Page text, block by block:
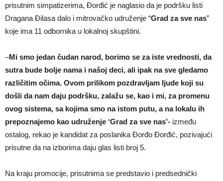
prisutnim simpatizerima, Đorđić je naglasio da je podršku listi
Dragana Đilasa dalo i mitrovačko udruženje “Grad za sve nas”
koje ima 11 odbornika u lokalnoj skupštini.
–Mi smo jedan čudan narod, borimo se za iste vrednosti, da
sutra bude bolje nama i našoj deci, ali ipak na sve gledamo
različitim očima. Ovom prilikom pozdravljam ljude koji su
došli da nam daju podršku, zalažu se, kao i mi, za promenu
ovog sistema, sa kojima smo na istom putu, a na lokalu ih
prepoznajemo kao udruženje ‘Grad za sve nas’- između
ostalog, rekao je kandidat za poslanika Đorđo Đorđić, pozivajući
prisutne da na izborima daju glas listi broj 5.
Na kraju promocije, prisutnima se predstavio i predsednički